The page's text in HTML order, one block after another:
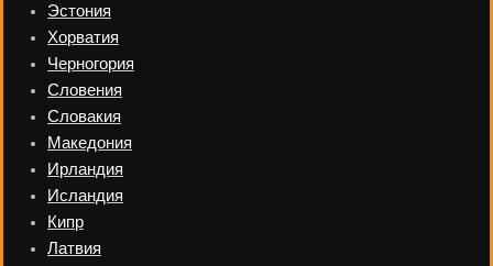
Эстония
Хорватия
Черногория
Словения
Словакия
Македония
Ирландия
Исландия
Кипр
Латвия